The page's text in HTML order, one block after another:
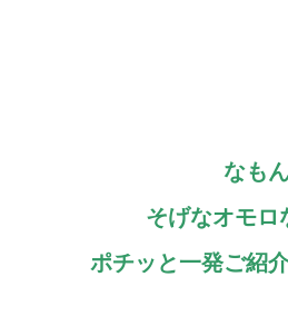
なも
そげなオモロ
ポチッと一発ご紹